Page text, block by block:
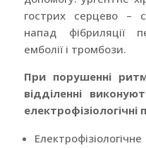
гострих серцево –
напад фібриляції
емболії і тромбози.
При порушенні
відділенні